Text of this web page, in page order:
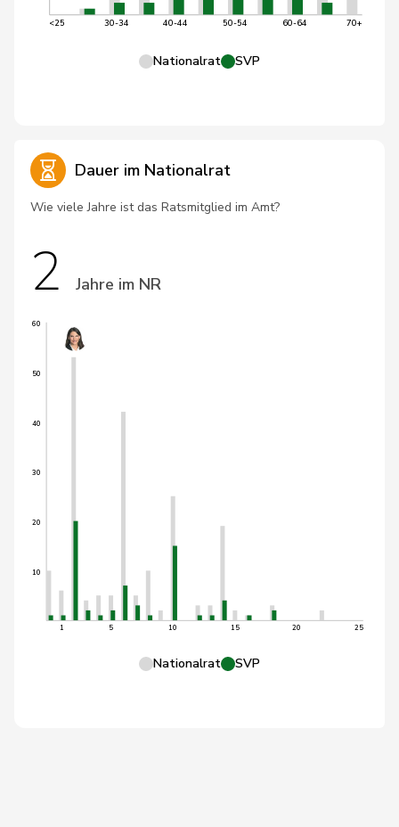
<25 30-34 40-44 50-54 60-64 70+
Nationalrat SVP
Dauer im Nationalrat
Wie viele Jahre ist das Ratsmitglied im Amt?
2 Jahre im NR
10
20
30
40
50
60
1 5 10 15 20 25
Nationalrat SVP